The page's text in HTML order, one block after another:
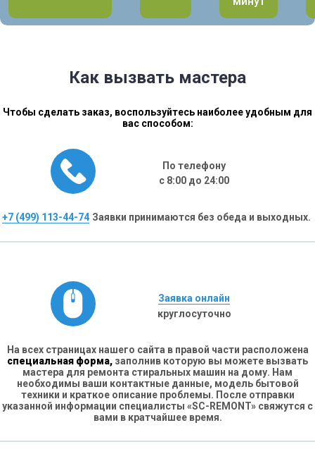
Как вызвать мастера
Чтобы сделать заказ, воспользуйтесь наиболее удобным для
вас способом:
По телефону
с 8:00 до 24:00
+7 (499) 113-44-74 Заявки принимаются без обеда и выходных.
Заявка онлайн
круглосуточно
На всех страницах нашего сайта в правой части расположена
специальная форма, заполнив которую вы можете вызвать
мастера для ремонта стиральных машин на дому. Нам
необходимы ваши контактные данные, модель бытовой
техники и краткое описание проблемы. После отправки
указанной информации специалисты «SC-REMONT» свяжутся с
вами в кратчайшее время.